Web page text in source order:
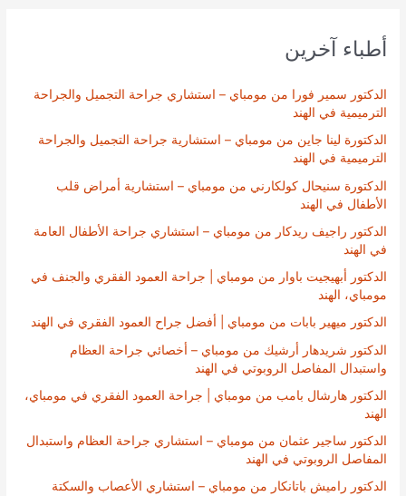
أطباء آخرين
الدكتور سمير فورا من مومباي – استشاري جراحة التجميل والجراحة
الترميمية في الهند
الدكتورة لينا جاين من مومباي – استشارية جراحة التجميل والجراحة
الترميمية في الهند
الدكتورة سنيحال كولكارني من مومباي – استشارية أمراض قلب
الأطفال في الهند
الدكتور راجيف ريدكار من مومباي – استشاري جراحة الأطفال العامة
في الهند
الدكتور أبهيجيت باوار من مومباي | جراحة العمود الفقري والجنف في
مومباي، الهند
الدكتور ميهير بابات من مومباي | أفضل جراح العمود الفقري في الهند
الدكتور شريدهار أرشيك من مومباي – أخصائي جراحة العظام
واستبدال المفاصل الروبوتي في الهند
الدكتور هارشال بامب من مومباي | جراحة العمود الفقري في مومباي،
الهند
الدكتور ساجير عثمان من مومباي – استشاري جراحة العظام واستبدال
المفاصل الروبوتي في الهند
الدكتور راميش باتانكار من مومباي – استشاري الأعصاب والسكتة